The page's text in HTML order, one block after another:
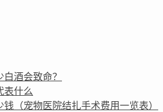
酒会致命？
表什么
（宠物医院结扎手术费用一览表）